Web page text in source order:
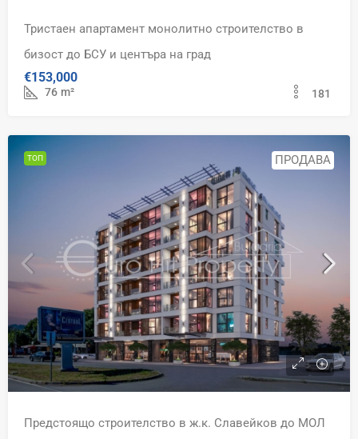
Тристаен апартамент монолитно строителство в
бизост до БСУ и центъра на град
€153,000
76 m² 181
ТОП ПРОДАВА
Предстоящо строителство в ж.к. Славейков до МОЛ